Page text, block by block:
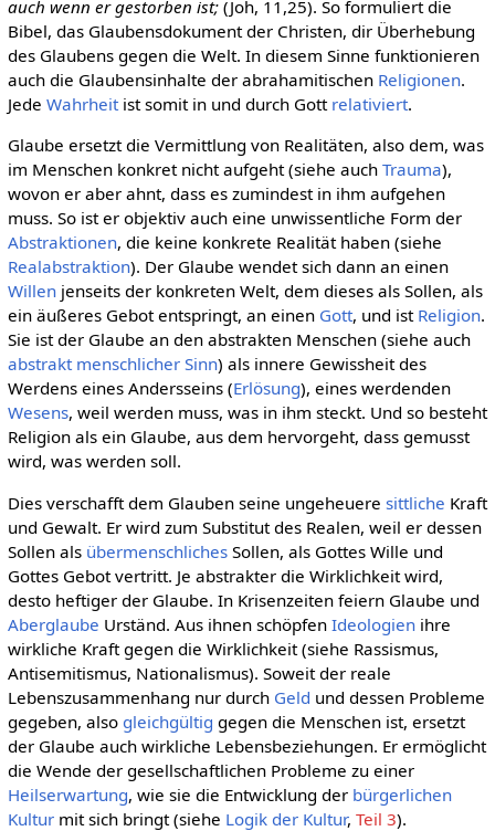
auch wenn er gestorben ist;(Joh, 11,25). So formuliert die
Bibel, das Glaubensdokument der Christen, dir Überhebung
des Glaubens gegen die Welt. In diesem Sinne funktionieren
auch die Glaubensinhalte der abrahamitischen Religionen.
Jede Wahrheitist somit in und durch Gott relativiert.
Glaube ersetzt die Vermittlung von Realitäten, also dem, was
im Menschen konkret nicht aufgeht (siehe auch Trauma),
wovon er aber ahnt, dass es zumindest in ihm aufgehen
muss. So ist er objektiv auch eine unwissentliche Form der
Abstraktionen, die keine konkrete Realität haben (siehe
Realabstraktion). Der Glaube wendet sich dann an einen
Willenjenseits der konkreten Welt, dem dieses als Sollen, als
ein äußeres Gebot entspringt, an einen Gott, und ist Religion.
Sie ist der Glaube an den abstrakten Menschen (siehe auch
abstrakt menschlicher Sinn) als innere Gewissheit des
Werdens eines Andersseins (Erlösung), eines werdenden
Wesens, weil werden muss, was in ihm steckt. Und so besteht
Religion als ein Glaube, aus dem hervorgeht, dass gemusst
wird, was werden soll.
Dies verschafft dem Glauben seine ungeheuere sittliche Kraft
und Gewalt. Er wird zum Substitut des Realen, weil er dessen
Sollen als übermenschlichesSollen, als Gottes Wille und
Gottes Gebot vertritt. Je abstrakter die Wirklichkeit wird,
desto heftiger der Glaube. In Krisenzeiten feiern Glaube und
Aberglaube Urständ. Aus ihnen schöpfen Ideologienihre
wirkliche Kraft gegen die Wirklichkeit (siehe Rassismus,
Antisemitismus, Nationalismus). Soweit der reale
Lebenszusammenhang nur durch Geld und dessen Probleme
gegeben, also gleichgültig gegen die Menschen ist, ersetzt
der Glaube auch wirkliche Lebensbeziehungen. Er ermöglicht
die Wende der gesellschaftlichen Probleme zu einer
Heilserwartung, wie sie die Entwicklung der bürgerlichen
Kulturmit sich bringt (siehe Logik der Kultur, Teil 3).